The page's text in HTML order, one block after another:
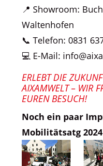
📍 Showroom:
Waltenhofen
📞 Telefon: 0831
💻 E-Mail:
ERLEBT DIE
AIXAMWELT – WIR
EUREN BESUCH!
Noch ein paar
Mobilitätsatg 2024